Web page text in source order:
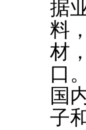
据
料
材
口。
国
子